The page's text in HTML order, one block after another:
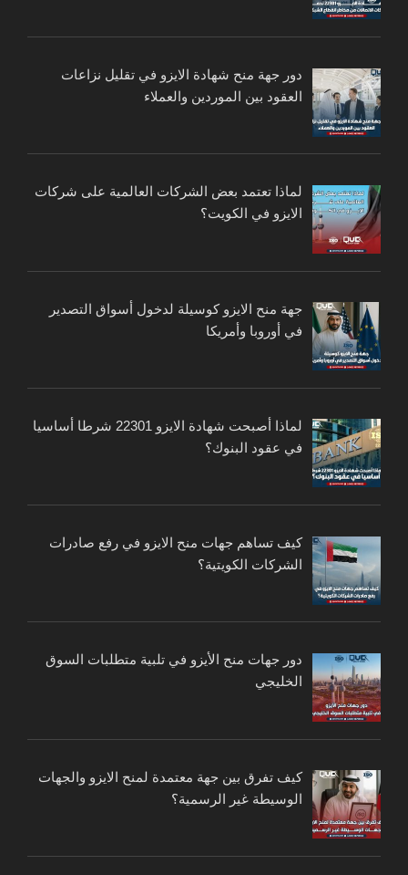
دور جهة منح شهادة الايزو في تقليل نزاعات
العقود بين الموردين والعملاء
لماذا تعتمد بعض الشركات العالمية على شركات
الايزو في الكويت؟
جهة منح الايزو كوسيلة لدخول أسواق التصدير
في أوروبا وأمريكا
لماذا أصبحت شهادة الايزو 22301 شرطا أساسيا
في عقود البنوك؟
كيف تساهم جهات منح الايزو في رفع صادرات
الشركات الكويتية؟
دور جهات منح الأيزو في تلبية متطلبات السوق
الخليجي
كيف تفرق بين جهة معتمدة لمنح الايزو والجهات
الوسيطة غير الرسمية؟